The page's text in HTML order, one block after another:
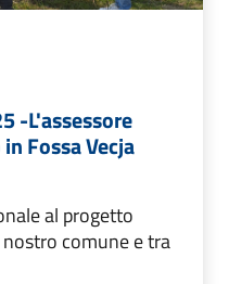
-L'assessore
Fossa Vecja
al progetto
comune e tra